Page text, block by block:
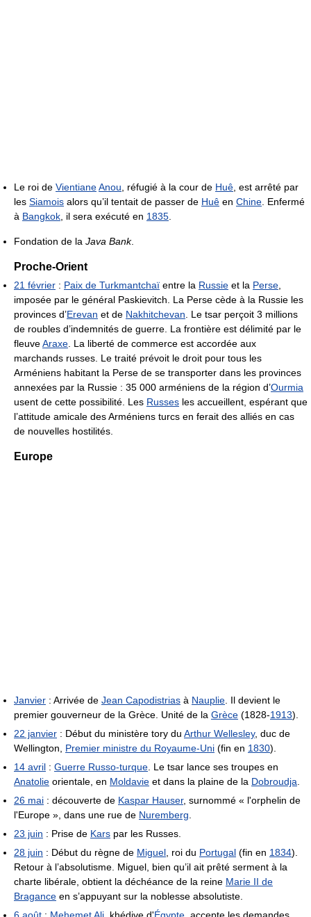
Le roi de VientianeAnou , réfugié à la cour de Huê , est arrêté par
les Siamois alors qu’il tentait de passer de Huê en Chine . Enfermé
à Bangkok , il sera exécuté en 1835
Fondation de la Java Bank.
Proche-Orient
21 février : Paix de Turkmantchaï entre la Russie et la Perse
imposée par le général Paskievitch. La Perse cède à la Russie les
provinces d’Erevan et de Nakhitchevan . Le tsar perçoit 3 millions
de roubles d’indemnités de guerre. La frontière est délimité par le
fleuveAraxe . La liberté de commerce est accordée aux
marchands russes. Le traité prévoit le droit pour tous les
Arméniens habitant la Perse de se transporter dans les provinces
annexées par la Russie : 35 000 arméniens de la région d’Ourmia
usent de cette possibilité. Les Russes les accueillent, espérant que
l’attitude amicale des Arméniens turcs en ferait des alliés en cas
de nouvelles hostilités.
Europe
Janvier : Arrivée de Jean Capodistrias à Nauplie . Il devient le
premier gouverneur de la Grèce. Unité de la Grèce (1828-1913).
22 janvier : Début du ministère tory du Arthur Wellesley, duc de
Wellington, Premier ministre du Royaume-Uni (fin en 1830).
14 avril : Guerre Russo-turque . Le tsar lance ses troupes en
Anatolie orientale, en Moldavie et dans la plaine de la Dobroudja
26 mai : découverte de Kaspar Hauser, surnommé « l'orphelin de
l'Europe », dans une rue de Nuremberg
23 juin : Prise de Kars par les Russes.
28 juin : Début du règne de Miguel , roi du Portugal (fin en 1834).
Retour à l’absolutisme. Miguel, bien qu’il ait prêté serment à la
charte libérale, obtient la déchéance de la reine Marie II de
Bragance en s’appuyant sur la noblesse absolutiste.
6 août : Mehemet Ali , khédive d'Égypte , accepte les demandes